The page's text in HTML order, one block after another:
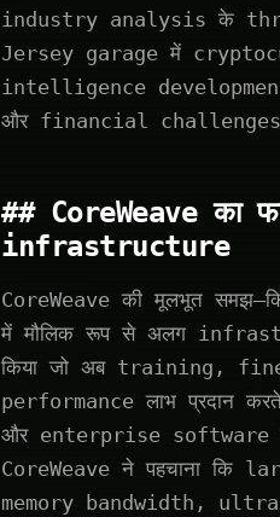
industry analysis के
Jersey garage में
intelligence
और financial
## CoreWeave का
infrastructure
CoreWeave की मूलभूत
में मौलिक रूप से अलग
किया जो अब training,
performance लाभ प्रदान
और enterprise software के
CoreWeave ने पहचाना
memory bandwidth,